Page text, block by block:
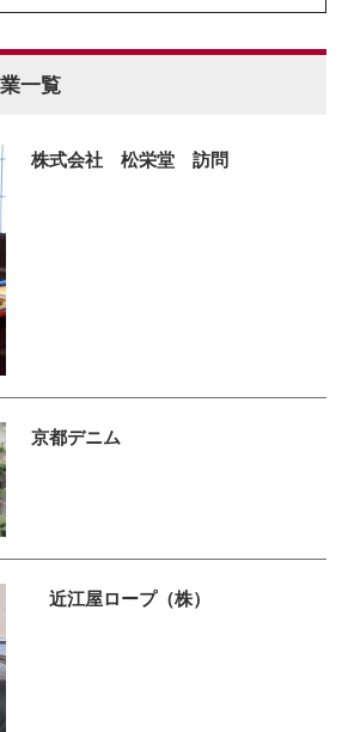
一覧
株式会社 松栄堂 訪問
京都デニム
近江屋ロープ（株）